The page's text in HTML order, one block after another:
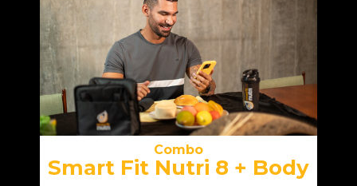
Combo
Smart Fit Nutri 8 + Body